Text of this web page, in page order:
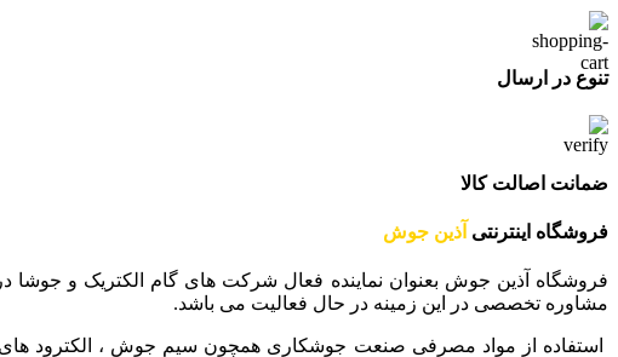
تنوع در ارسال
ضمانت اصالت کالا
فروشگاه اینترنتی آذین جوش
فروشگاه آذین جوش بعنوان نماینده فعال شرکت های گام الکتریک و جوشا در استان مازندران از
مشاوره تخصصی در این زمینه در حال فعالیت می باشد.
استفاده از مواد مصرفی صنعت جوشکاری همچون سیم جوش ، الکترود